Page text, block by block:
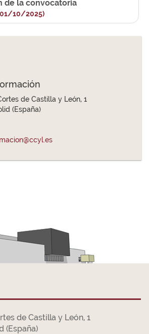
de la convocatoria
(01/10/2025)
de Castilla y León, 1
(España)
de Castilla y León, 1
(España)